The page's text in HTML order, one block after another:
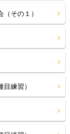
その１）
練習）